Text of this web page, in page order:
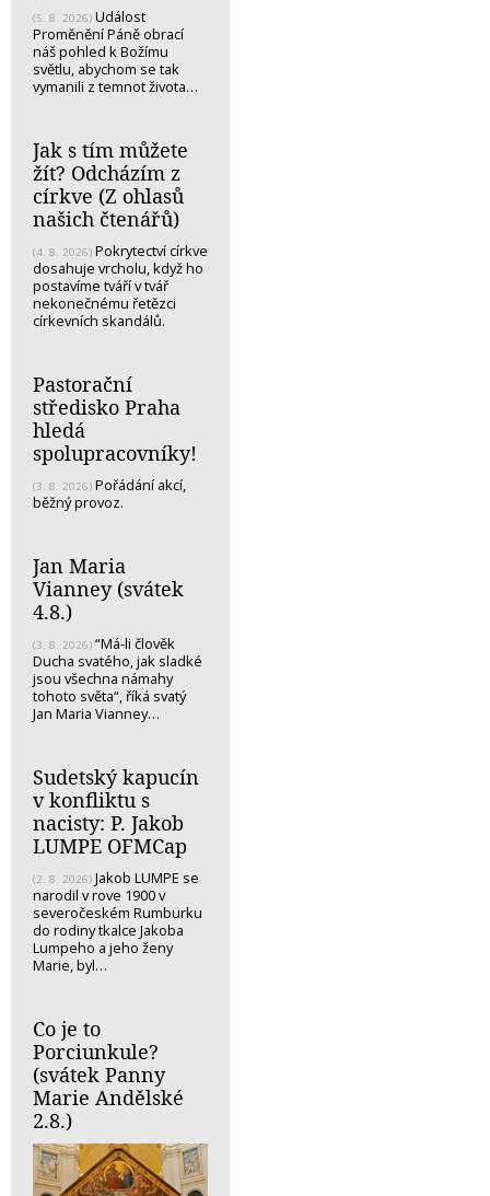
(5. 8. 2026) Událost
Proměnění Páně obrací
náš pohled k Božímu
světlu, abychom se tak
vymanili z temnot života…
Jak s tím můžete
žít? Odcházím z
církve (Z ohlasů
našich čtenářů)
(4. 8. 2026) Pokrytectví církve
dosahuje vrcholu, když ho
postavíme tváří v tvář
nekonečnému řetězci
církevních skandálů.
Pastorační
středisko Praha
hledá
spolupracovníky!
(3. 8. 2026) Pořádání akcí,
běžný provoz.
Jan Maria
Vianney (svátek
4.8.)
(3. 8. 2026) “Má-li člověk
Ducha svatého, jak sladké
jsou všechna námahy
tohoto světa“, říká svatý
Jan Maria Vianney…
Sudetský kapucín
v konfliktu s
nacisty: P. Jakob
LUMPE OFMCap
(2. 8. 2026) Jakob LUMPE se
narodil v rove 1900 v
severočeském Rumburku
do rodiny tkalce Jakoba
Lumpeho a jeho ženy
Marie, byl…
Co je to
Porciunkule?
(svátek Panny
Marie Andělské
2.8.)